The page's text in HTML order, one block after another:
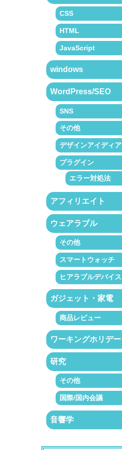
CSS
HTML
JavaScript
windows
WordPress/SEO
SNS
その他
デザインアイディア
プラグイン
エラー対処法
アフィリエイト
ウェアラブル
その他
スマートウォッチ
ヒアラブルデバイス
ガジェット・家電
商品レビュー
ワーキングホリデー
研究
その他
国際/国内会議
音響学